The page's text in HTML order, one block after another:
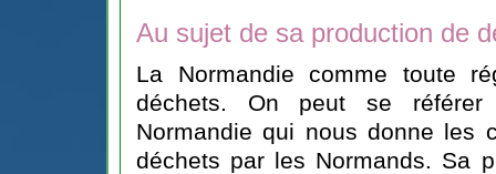
Au sujet de sa production de
La Normandie comme toute
déchets. On peut se
Normandie qui nous donne les
déchets par les Normands. Sa